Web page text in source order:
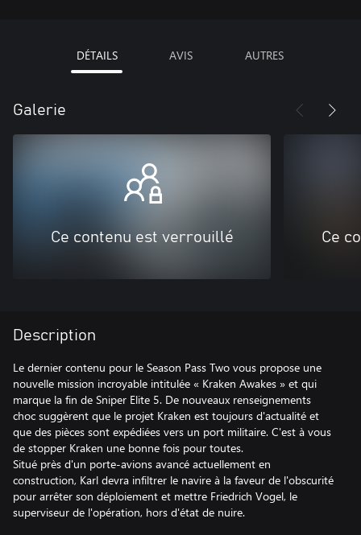
DÉTAILS AVIS AUTRES
Galerie
Ce contenu est verrouillé Ce
Description
Le dernier contenu pour le Season Pass Two vous propose une
nouvelle mission incroyable intitulée « Kraken Awakes » et qui
marque la fin de Sniper Elite 5. De nouveaux renseignements
choc suggèrent que le projet Kraken est toujours d'actualité et
que des pièces sont expédiées vers un port militaire. C'est à vous
de stopper Kraken une bonne fois pour toutes.
Situé près d'un porte-avions avancé actuellement en
construction, Karl devra infiltrer le navire à la faveur de l'obscurité
pour arrêter son déploiement et mettre Friedrich Vogel, le
superviseur de l'opération, hors d'état de nuire.